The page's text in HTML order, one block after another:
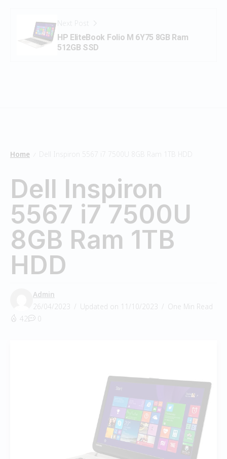
Next Post
HP EliteBook Folio M 6Y75 8GB Ram
512GB SSD
Home Dell Inspiron 5567 i7 7500U 8GB Ram 1TB HDD
Dell Inspiron
5567 i7 7500U
8GB Ram 1TB
HDD
Admin
26/04/2023
Updated on 11/10/2023
One Min Read
42
0